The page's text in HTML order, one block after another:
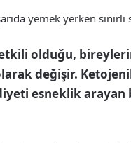
yemek yerken
olduğu,
değişir.
esneklik